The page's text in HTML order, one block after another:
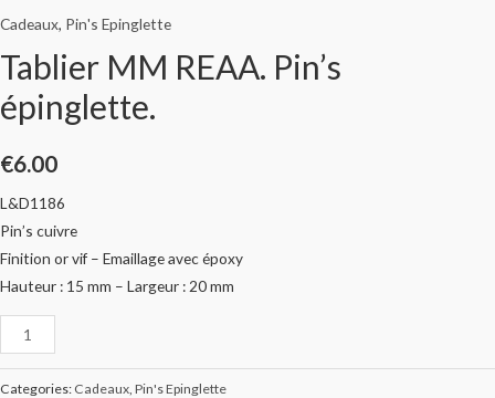
Cadeaux, Pin's Epinglette
Tablier MM REAA. Pin’s
épinglette.
€6.00
L&D1186
Pin’s cuivre
Finition or vif – Emaillage avec époxy
Hauteur : 15 mm – Largeur : 20 mm
Categories: Cadeaux Pin's Epinglette